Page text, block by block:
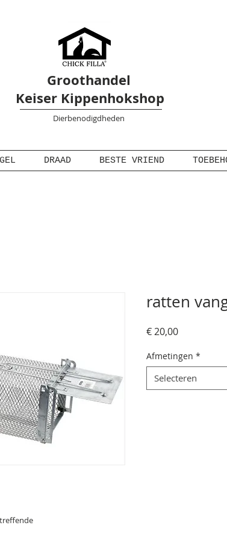
Groothandel
Keiser Kippenhokshop
Dierbenodigdheden
DRAAD BESTE VRIEND
ratten
€ 20,00Prijs
Afmetingen *
Selecteren